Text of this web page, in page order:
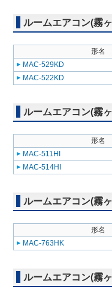
ルームエアコン(霧
形名
MAC-529KD
MAC-522KD
ルームエアコン(霧
形名
MAC-511HI
MAC-514HI
ルームエアコン(霧
形名
MAC-763HK
ルームエアコン(霧